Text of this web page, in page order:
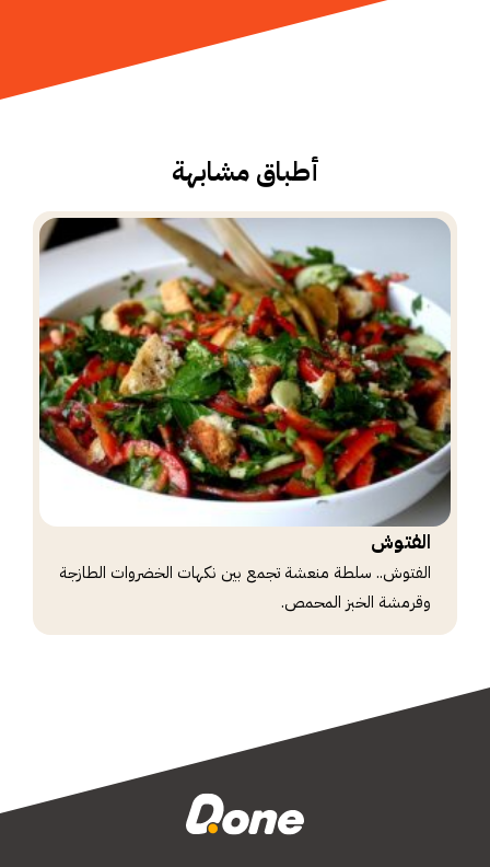
أطباق مشابهة
الفتوش
الفتوش.. سلطة منعشة تجمع بين نكهات الخضروات الطازجة
وقرمشة الخبز المحمص.